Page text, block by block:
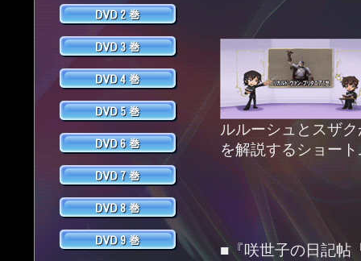
ルルーシュとスザ
を解説するショー
■『咲世子の日記帖